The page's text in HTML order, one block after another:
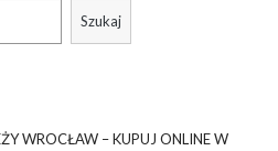
rokrocznie cieszą się wśród
Szukaj
WROCŁAW – KUPUJ ONLINE W